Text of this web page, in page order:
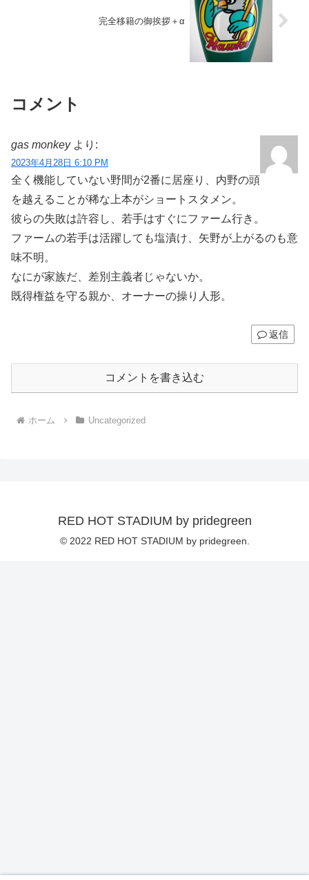
完全移籍の御挨拶＋α
コメント
gas monkey より:
2023年4月28日 6:10 PM
全く機能していない野間が2番に居座り、内野の頭
を越えることが稀な上本がショートスタメン。
彼らの失敗は許容し、若手はすぐにファーム行き。
ファームの若手は活躍しても塩漬け、矢野が上がるのも意
味不明。
なにが家族だ、差別主義者じゃないか。
既得権益を守る親か、オーナーの操り人形。
返信
コメントを書き込む
ホーム Uncategorized
RED HOT STADIUM by pridegreen
© 2022 RED HOT STADIUM by pridegreen.